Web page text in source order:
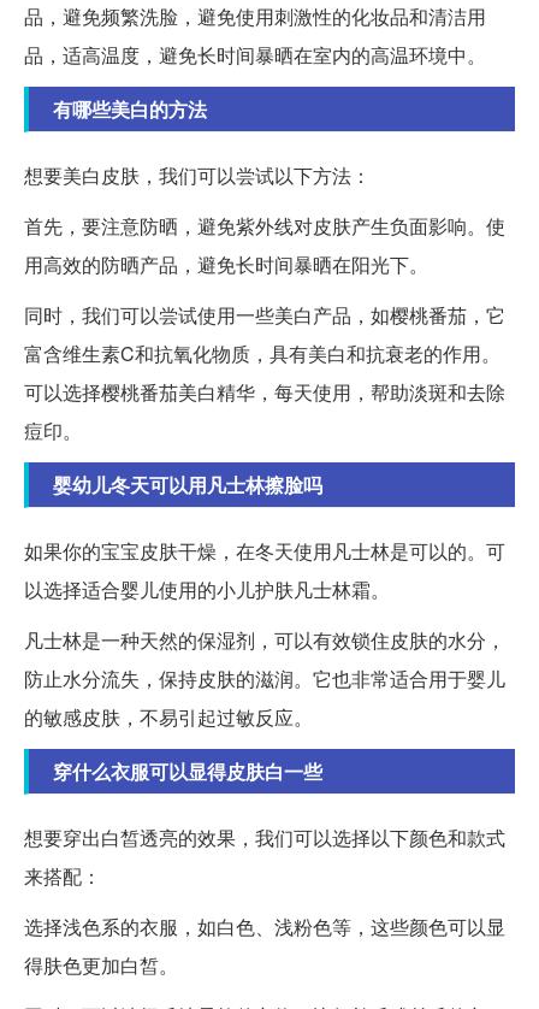
品，避免频繁洗脸，避免使用刺激性的化妆品和清洁用
品，适高温度，避免长时间暴晒在室内的高温环境中。
有哪些美白的方法
想要美白皮肤，我们可以尝试以下方法：
首先，要注意防晒，避免紫外线对皮肤产生负面影响。使
用高效的防晒产品，避免长时间暴晒在阳光下。
同时，我们可以尝试使用一些美白产品，如樱桃番茄，它
富含维生素C和抗氧化物质，具有美白和抗衰老的作用。
可以选择樱桃番茄美白精华，每天使用，帮助淡斑和去除
痘印。
婴幼儿冬天可以用凡士林擦脸吗
如果你的宝宝皮肤干燥，在冬天使用凡士林是可以的。可
以选择适合婴儿使用的小儿护肤凡士林霜。
凡士林是一种天然的保湿剂，可以有效锁住皮肤的水分，
防止水分流失，保持皮肤的滋润。它也非常适合用于婴儿
的敏感皮肤，不易引起过敏反应。
穿什么衣服可以显得皮肤白一些
想要穿出白皙透亮的效果，我们可以选择以下颜色和款式
来搭配：
选择浅色系的衣服，如白色、浅粉色等，这些颜色可以显
得肤色更加白皙。